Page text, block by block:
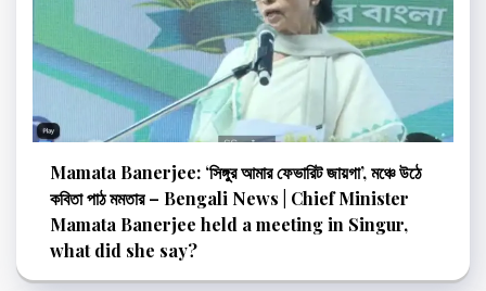
Mamata Banerjee: ‘সিঙ্গুর আমার ফেভারিট জায়গা’, মঞ্চে উঠে
কবিতা পাঠ মমতার – Bengali News | Chief Minister
Mamata Banerjee held a meeting in Singur,
what did she say?